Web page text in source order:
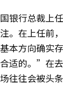
银行总裁上
。在上任前
方向确实存
适的。”在
往往会被头